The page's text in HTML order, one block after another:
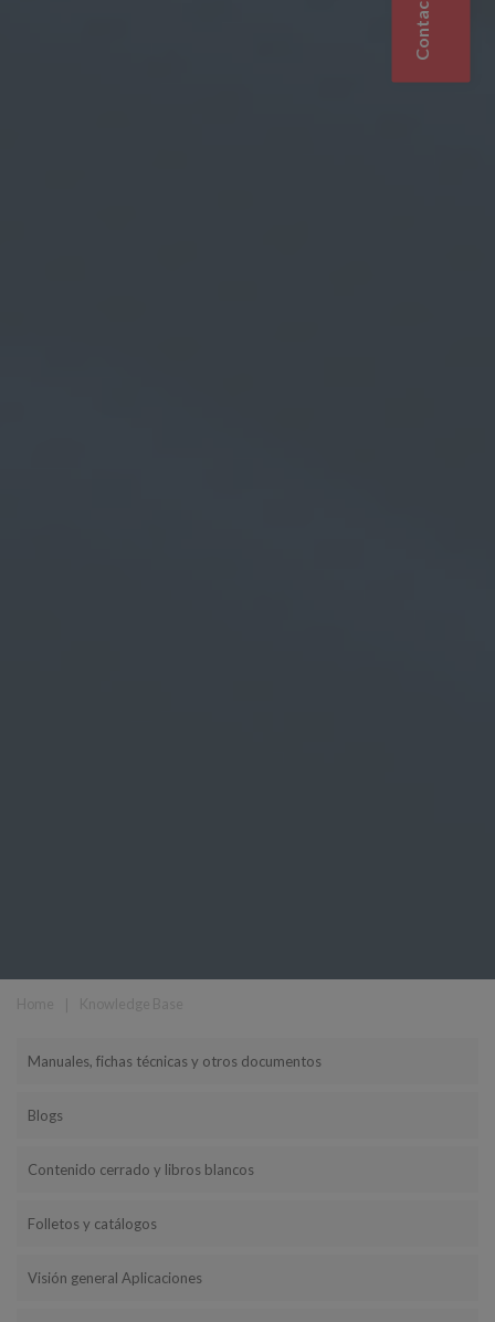
Manuales, fichas técnicas y otros documentos
Blogs
Contenido cerrado y libros blancos
Folletos y catálogos
Visión general Aplicaciones